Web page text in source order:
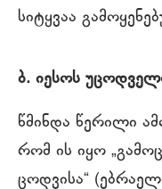
სიტყვაა
ბ. იესოს
წმინდა წერილი
რომ ის იყო
ცოდვისა“